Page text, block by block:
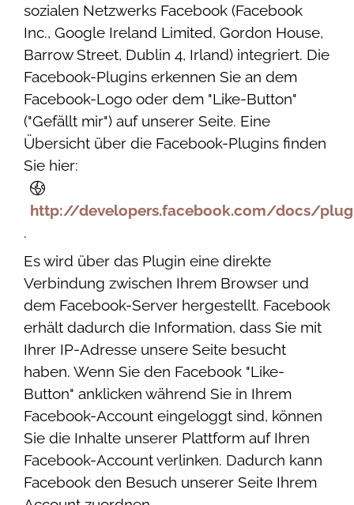
sozialen Netzwerks Facebook (Facebook
Inc., Google Ireland Limited, Gordon House,
Barrow Street, Dublin 4, Irland) integriert. Die
Facebook-Plugins erkennen Sie an dem
Facebook-Logo oder dem "Like-Button"
("Gefällt mir") auf unserer Seite. Eine
Übersicht über die Facebook-Plugins finden
Sie hier:
http://developers.facebook.com/docs/
.
Es wird über das Plugin eine direkte
Verbindung zwischen Ihrem Browser und
dem Facebook-Server hergestellt. Facebook
erhält dadurch die Information, dass Sie mit
Ihrer IP-Adresse unsere Seite besucht
haben. Wenn Sie den Facebook "Like-
Button" anklicken während Sie in Ihrem
Facebook-Account eingeloggt sind, können
Sie die Inhalte unserer Plattform auf Ihren
Facebook-Account verlinken. Dadurch kann
Facebook den Besuch unserer Seite Ihrem